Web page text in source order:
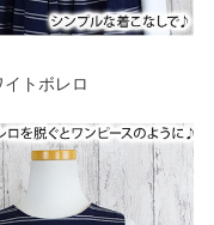
トボレロ